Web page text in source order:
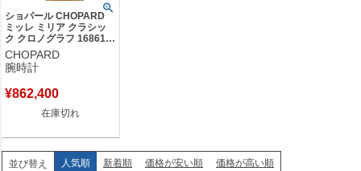
ショパール CHOPARD
ミッレ ミリア クラシッ
ク クロノグラフ 168619-
3003 デイト タキメータ
ー 赤 メンズ 腕時計自動
巻き レッド 【中古】
CHOPARD
腕時計
¥862,400
在庫切れ
並び替え 人気順 新着順 価格が安い順 価格が高い順